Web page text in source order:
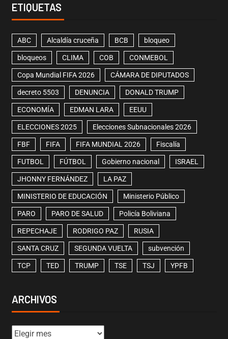
ETIQUETAS
ABC Alcaldía cruceña BCB bloqueo
bloqueos CLIMA COB CONMEBOL
Copa Mundial FIFA 2026 CÁMARA DE DIPUTADOS
decreto 5503 DENUNCIA DONALD TRUMP
ECONOMÍA EDMAN LARA EEUU
ELECCIONES 2025 Elecciones Subnacionales 2026
FBF FIFA FIFA MUNDIAL 2026 Fiscalía
FUTBOL FÚTBOL Gobierno nacional ISRAEL
JHONNY FERNÁNDEZ LA PAZ
MINISTERIO DE EDUCACIÓN Ministerio Público
PARO PARO DE SALUD Policía Boliviana
REPECHAJE RODRIGO PAZ RUSIA
SANTA CRUZ SEGUNDA VUELTA subvención
TCP TED TRUMP TSE TSJ YPFB
ARCHIVOS